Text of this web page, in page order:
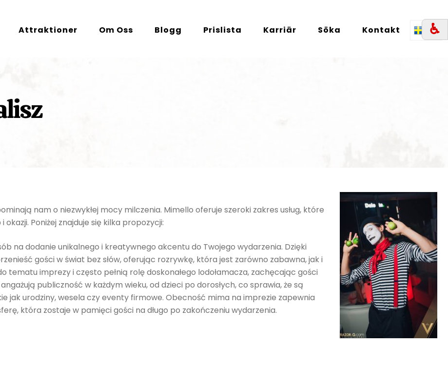
♿︎
SE
Attraktioner Om Oss Blogg Prislista Karriär Söka Kontakt
nam o niezwykłej mocy milczenia. Mimello oferuje szeroki zakres usług, które
Poniżej znajduje się kilka propozycji:
na dodanie unikalnego i kreatywnego akcentu do Twojego wydarzenia. Dzięki
gości w świat bez słów, oferując rozrywkę, która jest zarówno zabawna, jak i
imprezy i często pełnią rolę doskonałego lodołamacza, zachęcając gości
publiczność w każdym wieku, od dzieci po dorosłych, co sprawia, że są
jak urodziny, wesela czy eventy firmowe. Obecność mima na imprezie zapewnia
która zostaje w pamięci gości na długo po zakończeniu wydarzenia.